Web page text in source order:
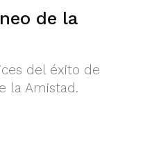
de la
del éxito de
la Amistad.